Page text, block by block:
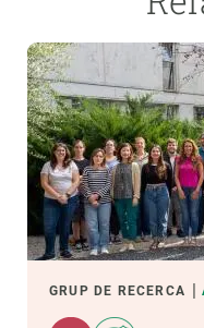
GRUP DE RECERCA